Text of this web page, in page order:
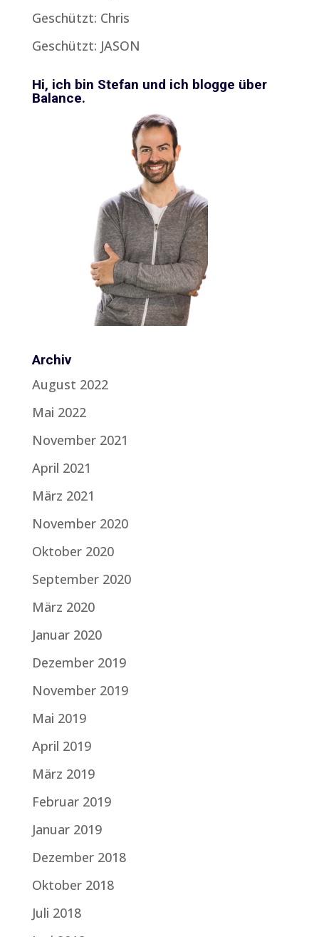
Geschützt: Chris
Geschützt: JASON
Hi, ich bin Stefan und ich blogge über
Balance.
Archiv
August 2022
Mai 2022
November 2021
April 2021
März 2021
November 2020
Oktober 2020
September 2020
März 2020
Januar 2020
Dezember 2019
November 2019
Mai 2019
April 2019
März 2019
Februar 2019
Januar 2019
Dezember 2018
Oktober 2018
Juli 2018